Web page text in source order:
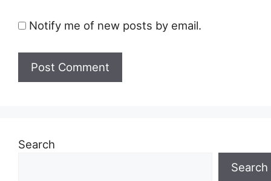
Notify me of new posts by email.
Search
Search